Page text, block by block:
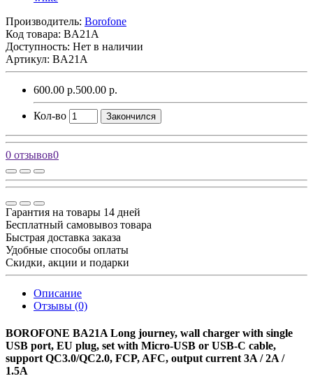
Производитель: Borofone
Код товара: BA21A
Доступность: Нет в наличии
Артикул: BA21A
600.00 р.500.00 р.
Кол-во Закончился
0 отзывов0
Гарантия на товары 14 дней
Бесплатный самовывоз товара
Быстрая доставка заказа
Удобные способы оплаты
Скидки, акции и подарки
Описание
Отзывы (0)
BOROFONE BA21A Long journey, wall charger with single
USB port, EU plug, set with Micro-USB or USB-C cable,
support QC3.0/QC2.0, FCP, AFC, output current 3A / 2A /
1.5A